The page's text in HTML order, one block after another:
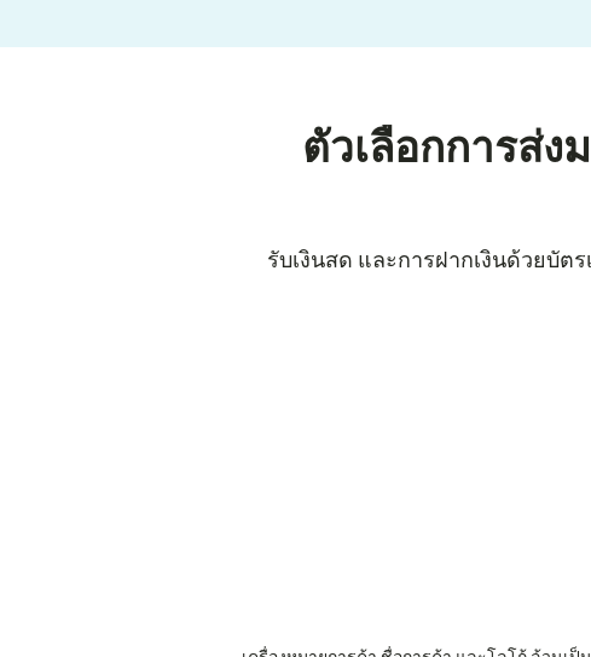
ตัวเลือกการส่ง
รับเงินสด และการฝากเงินด้วยบัต